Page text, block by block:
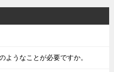
ようなことが必要ですか。